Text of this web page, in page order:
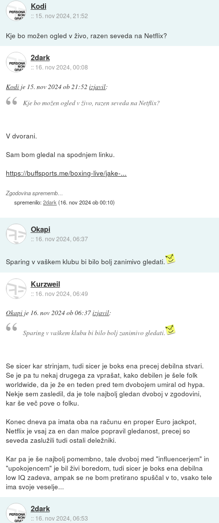
Kodi
:: 15. nov 2024, 21:52
Kje bo možen ogled v živo, razen seveda na Netflix?
2dark
:: 16. nov 2024, 00:08
Kodi je 15. nov 2024 ob 21:52 izjavil:
Kje bo možen ogled v živo, razen seveda na Netflix?
V dvorani.
Sam bom gledal na spodnjem linku.
https://buffsports.me/boxing-live/jake-...
Zgodovina sprememb…
spremenilo:2dark(16. nov 2024 ob 00:10)
Okapi
:: 16. nov 2024, 06:37
Sparing v vaškem klubu bi bilo bolj zanimivo gledati.
Kurzweil
:: 16. nov 2024, 06:49
Okapi je 16. nov 2024 ob 06:37izjavil:
Sparing v vaškem klubu bi bilo bolj zanimivo gledati.
Se sicer kar strinjam, tudi sicer je boks ena precej debilna stvari.
Se je pa tu nekaj drugega za vprašat, kako debilen je šele folk
worldwide, da je že en teden pred tem dvobojem umiral od hypa.
Nekje sem zasledil, da je tole najbolj gledan dvoboj v zgodovini,
kar še več pove o folku.
Konec dneva pa imata oba na računu en proper Euro jackpot,
Netflix je vsaj za en dan malce popravil gledanost, precej so
seveda zaslužili tudi ostali deležniki.
Kar pa je še najbolj pomembno, tale dvoboj med "influencerjem" in
"upokojencem" je bil živi boredom, tudi sicer je boks ena debilna
low IQ zadeva, ampak se ne bom pretirano spuščal v to, vsako tele
ima svoje veselje...
2dark
:: 16. nov 2024, 06:53